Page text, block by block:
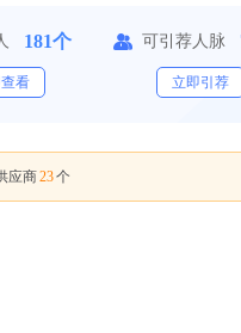
181个
看
可引荐人脉
立即引荐
应商23个